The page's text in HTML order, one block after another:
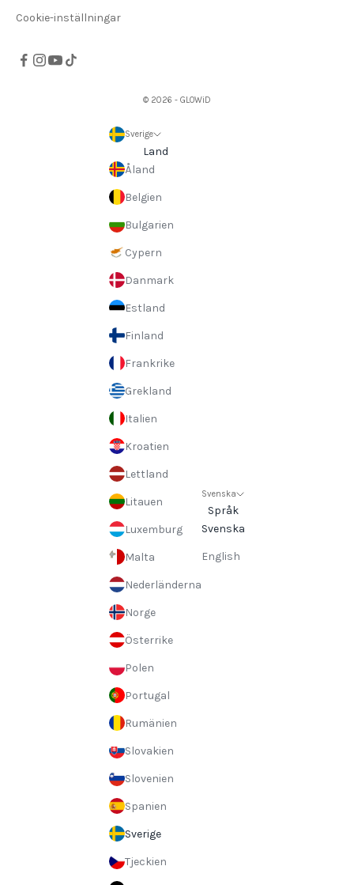
Cookie-inställningar
© 2026 - GLOWiD
Sverige
Land
Åland
Belgien
Bulgarien
Cypern
Danmark
Estland
Finland
Frankrike
Grekland
Italien
Kroatien
Lettland
Litauen
Luxemburg
Malta
Nederländerna
Norge
Österrike
Polen
Portugal
Rumänien
Slovakien
Slovenien
Spanien
Sverige
Tjeckien
Svenska
Språk
Svenska
English